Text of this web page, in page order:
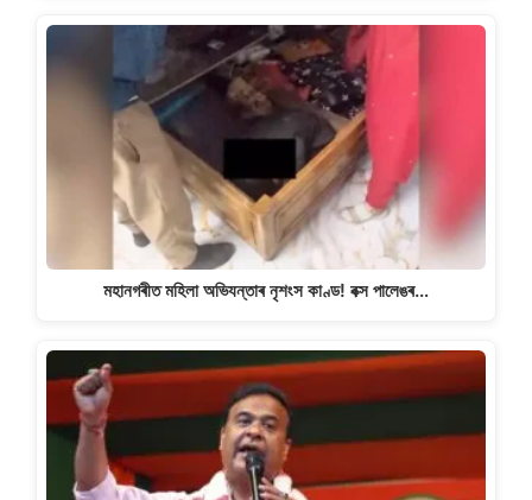
মহানগৰীত মহিলা অভিযন্তাৰ নৃশংস কাণ্ড! বক্স পালেঙৰ…